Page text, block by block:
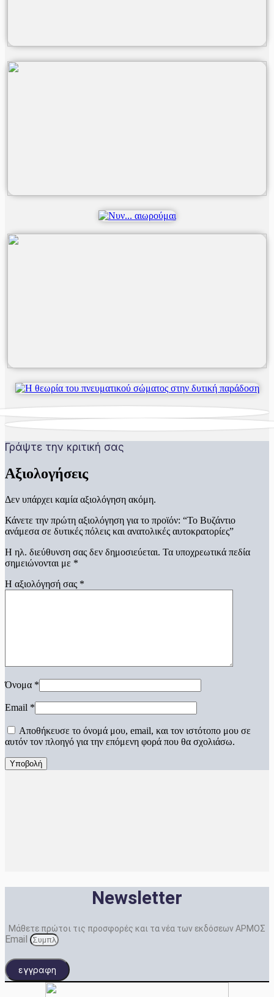
Γράψτε την κριτική σας
Αξιολογήσεις
Δεν υπάρχει καμία αξιολόγηση ακόμη.
Κάνετε την πρώτη αξιολόγηση για το προϊόν: “Το Βυζάντιο
ανάμεσα σε δυτικές πόλεις και ανατολικές αυτοκρατορίες”
Η ηλ. διεύθυνση σας δεν δημοσιεύεται. Τα υποχρεωτικά πεδία
σημειώνονται με *
Η αξιολόγησή σας *
Όνομα *
Email *
Αποθήκευσε το όνομά μου, email, και τον ιστότοπο μου σε
αυτόν τον πλοηγό για την επόμενη φορά που θα σχολιάσω.
Newsletter
Μάθετε πρώτοι τις προσφορές και τα νέα των εκδόσεων ΑΡΜΟΣ
Email
εγγραφη